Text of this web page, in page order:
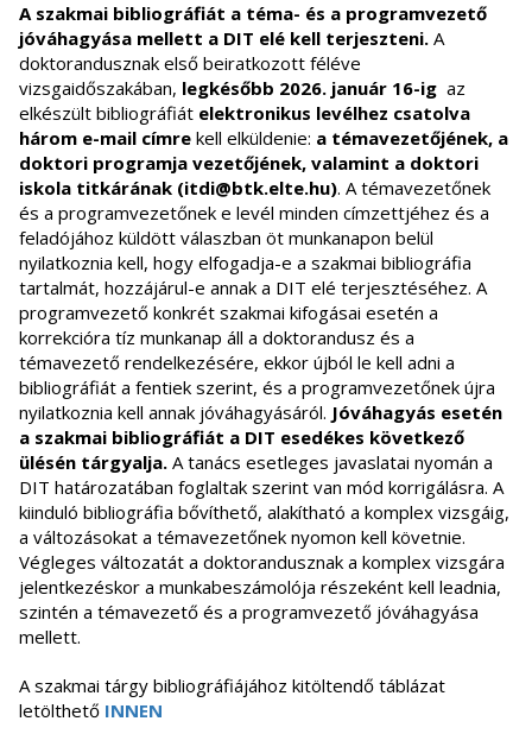
A szakmai bibliográfiát a téma- és a programvezető
jóváhagyása mellett a DIT elé kell terjeszteni. A
doktorandusznak első beiratkozott féléve
vizsgaidőszakában, legkésőbb 2026. január 16-ig az
elkészült bibliográfiát elektronikus levélhez csatolva
három e-mail címre kell elküldenie: a témavezetőjének, a
doktori programja vezetőjének, valamint a doktori
iskola titkárának (itdi@btk.elte.hu). A témavezetőnek
és a programvezetőnek e levél minden címzettjéhez és a
feladójához küldött válaszban öt munkanapon belül
nyilatkoznia kell, hogy elfogadja-e a szakmai bibliográfia
tartalmát, hozzájárul-e annak a DIT elé terjesztéséhez. A
programvezető konkrét szakmai kifogásai esetén a
korrekcióra tíz munkanap áll a doktorandusz és a
témavezető rendelkezésére, ekkor újból le kell adni a
bibliográfiát a fentiek szerint, és a programvezetőnek újra
nyilatkoznia kell annak jóváhagyásáról. Jóváhagyás esetén
a szakmai bibliográfiát a DIT esedékes következő
ülésén tárgyalja. A tanács esetleges javaslatai nyomán a
DIT határozatában foglaltak szerint van mód korrigálásra. A
kiinduló bibliográfia bővíthető, alakítható a komplex vizsgáig,
a változásokat a témavezetőnek nyomon kell követnie.
Végleges változatát a doktorandusznak a komplex vizsgára
jelentkezéskor a munkabeszámolója részeként kell leadnia,
szintén a témavezető és a programvezető jóváhagyása
mellett.
A szakmai tárgy bibliográfiájához kitöltendő táblázat
letölthető INNEN